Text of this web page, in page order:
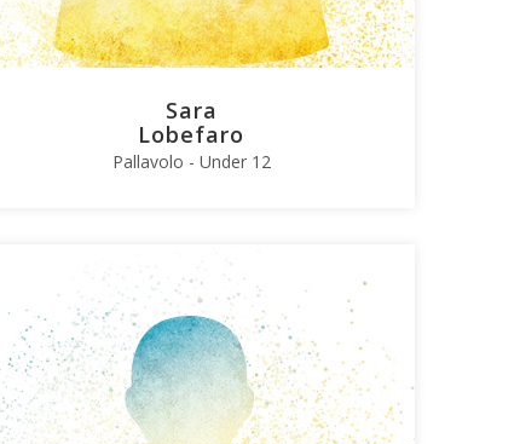
Sara
Lobefaro
Pallavolo - Under 12